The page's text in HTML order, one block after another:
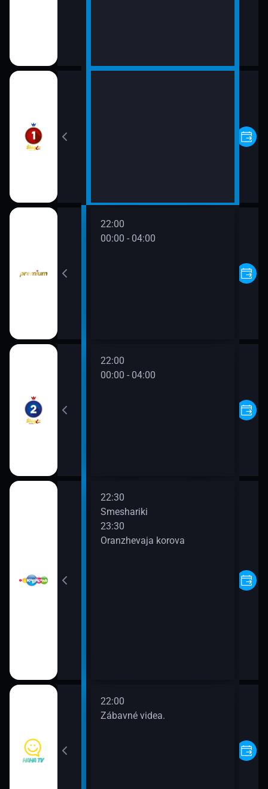
22:00
00:00 - 04:00
22:00
00:00 - 04:00
22:30
Smeshariki
23:30
Oranzhevaja korova
22:00
Zábavné videa.